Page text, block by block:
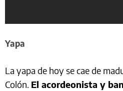
Yapa
La yapa de hoy se cae de
Colón. El acordeonista y